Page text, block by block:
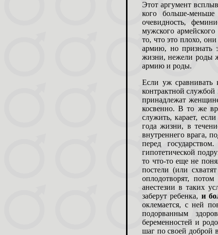
Этот аргумент
кого больше-
очевидность,
мужского
то, что это плохо,
армию, но признать
жизни, нежели
армию и роды.
Если уж сравнивать
контрактной службой
принадлежат
косвенно. В то же
служить, карает,
года жизни, в
внутреннего врага,
перед
гипотетической
то что-то еще не
постели (или
оплодотворят,
анестезии в таких
заберут ребенка, и
оклемается, с ней
подорванным
беременностей и
шаг по своей доброй